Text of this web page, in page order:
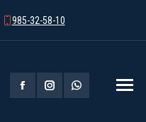
985-32-58-10
FacebookInstagramWhatsapp